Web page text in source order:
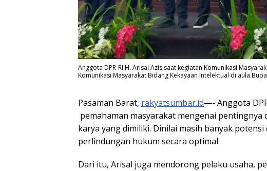
Anggota DPR-RI H. Arisal Azis saat kegiatan Komunikasi
Komunikasi Masyarakat Bidang Kekayaan Intelektual di aula
Pasaman Barat, rakyatsumbar.id—- Anggota
pemahaman masyarakat mengenai
karya yang dimiliki. Dinilai masih banyak
perlindungan hukum secara optimal.
Dari itu, Arisal juga mendorong pelaku usaha,